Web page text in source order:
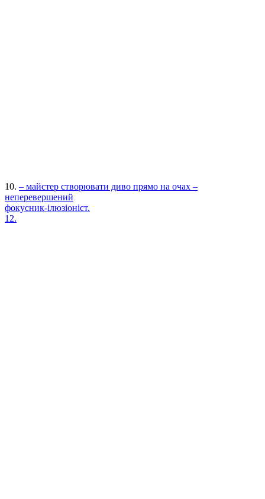
10. – майстер створювати диво прямо на очах –
неперевершений
фокусник-ілюзіоніст.
12.